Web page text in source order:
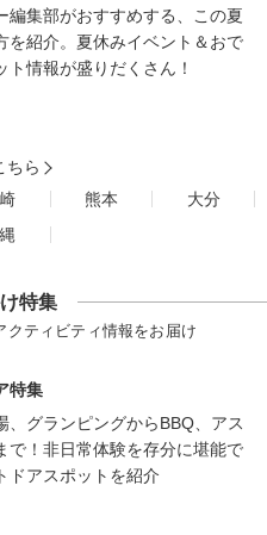
編集部がおすすめする、この夏
を紹介。夏休みイベント＆おで
ト情報が盛りだくさん！
ちら
熊本
大分
特集
クティビティ情報をお届け
特集
、グランピングからBBQ、アス
で！非日常体験を存分に堪能で
ドアスポットを紹介